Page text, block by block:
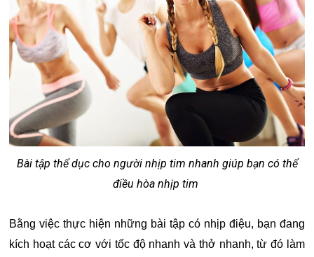
Bài tập thể dục cho người nhịp tim nhanh giúp bạn có thể
điều hòa nhịp tim
Bằng việc thực hiện những bài tập có nhịp điệu, bạn đang
kích hoạt các cơ với tốc độ nhanh và thở nhanh, từ đó làm